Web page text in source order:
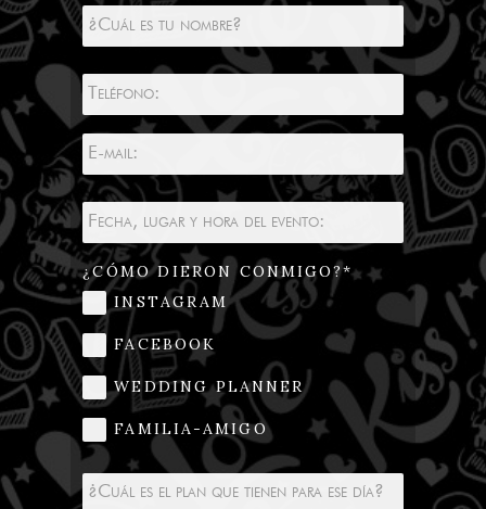
¿CÓMO DIERON CONMIGO?
INSTAGRAM
FACEBOOK
WEDDING PLANNER
FAMILIA-AMIGO